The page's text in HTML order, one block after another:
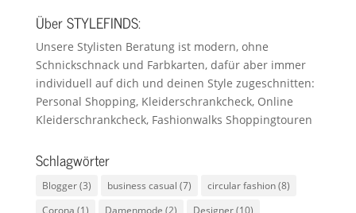
Über STYLEFINDS:
Unsere Stylisten Beratung ist modern, ohne
Schnickschnack und Farbkarten, dafür aber immer
individuell auf dich und deinen Style zugeschnitten:
Personal Shopping, Kleiderschrankcheck, Online
Kleiderschrankcheck, Fashionwalks Shoppingtouren
Schlagwörter
Blogger(3) business casual (7) circular fashion(8)
Corona (1) Damenmode (2) Designer(10)